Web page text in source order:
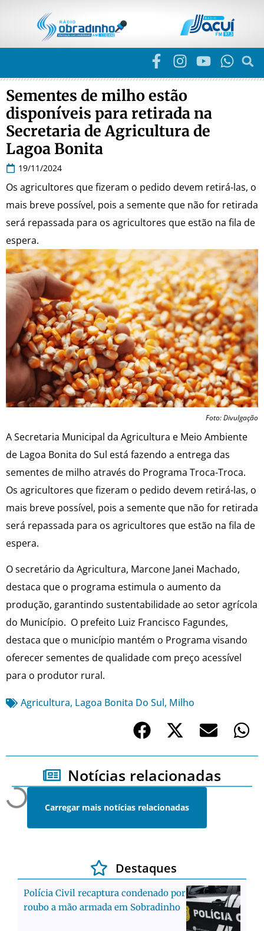
Sementes de milho estão
disponíveis para retirada na
Secretaria de Agricultura de
Lagoa Bonita
19/11/2024
Os agricultores que fizeram o pedido devem retirá-las, o
mais breve possível, pois a semente que não for retirada
será repassada para os agricultores que estão na fila de
espera.
Foto: Divulgação
A Secretaria Municipal da Agricultura e Meio Ambiente
de Lagoa Bonita do Sul está fazendo a entrega das
sementes de milho através do Programa Troca-Troca.
Os agricultores que fizeram o pedido devem retirá-las, o
mais breve possível, pois a semente que não for retirada
será repassada para os agricultores que estão na fila de
espera.
O secretário da Agricultura, Marcone Janei Machado,
destaca que o programa estimula o aumento da
produção, garantindo sustentabilidade ao setor agrícola
do Município. O prefeito Luiz Francisco Fagundes,
destaca que o município mantém o Programa visando
oferecer sementes de qualidade com preço acessível
para o produtor rural.
Agricultura, Lagoa Bonita Do Sul, Milho
Notícias relacionadas
Carregar mais notícias relacionadas
Destaques
Polícia Civil recaptura condenado por
roubo a mão armada em Sobradinho